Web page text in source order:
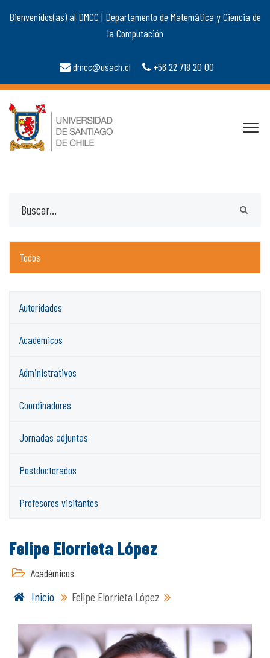
Bienvenidos(as) al DMCC | Departamento de Matemática y Ciencia de
la Computación
dmcc@usach.cl +56 22 718 20 00
Todos
Autoridades
Académicos
Administrativos
Coordinadores
Jornadas adjuntas
Postdoctorados
Profesores visitantes
Felipe Elorrieta López
Académicos
Inicio Felipe Elorrieta López